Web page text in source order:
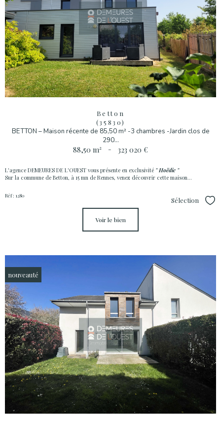
Betton
(35830)
BETTON – Maison récente de 85,50 m² -3 chambres -Jardin clos de
290...
88,50 m² - 323 020 €
L'agence DEMEURES DE L'OUEST vous présente en exclusivité " Hoëdic "
Sur la commune de Betton, à 15 mn de Rennes, venez découvrir cette maison...
Réf : 1280
Sélection
voir le bien
nouveauté